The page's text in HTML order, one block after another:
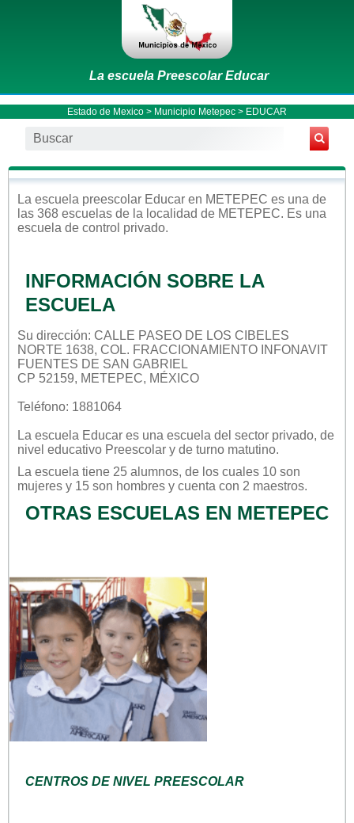
La escuela Preescolar Educar
Estado de Mexico > Municipio Metepec > EDUCAR
La escuela preescolar Educar en METEPEC es una de
las 368 escuelas de la localidad de METEPEC. Es una
escuela de control privado.
INFORMACIÓN SOBRE LA
ESCUELA
Su dirección: CALLE PASEO DE LOS CIBELES
NORTE 1638, COL. FRACCIONAMIENTO INFONAVIT
FUENTES DE SAN GABRIEL
CP 52159, METEPEC, MÉXICO
Teléfono: 1881064
La escuela Educar es una escuela del sector privado, de
nivel educativo Preescolar y de turno matutino.
La escuela tiene 25 alumnos, de los cuales 10 son
mujeres y 15 son hombres y cuenta con 2 maestros.
OTRAS ESCUELAS EN METEPEC
CENTROS DE NIVEL PREESCOLAR